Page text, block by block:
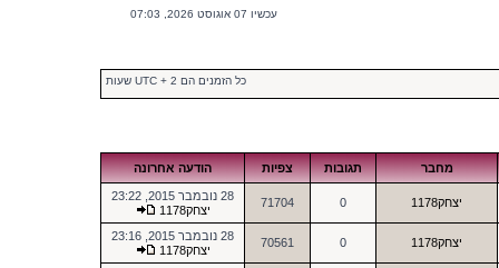
עכשיו 07 אוגוסט 2026, 07:03
כל הזמנים הם UTC + 2 שעות
מחבר תגובות צפיות הודעה אחרונה
יצחק1178 0
71704
28 נובמבר 2015, 23:22
יצחק1178
יצחק1178 0
70561
28 נובמבר 2015, 23:16
יצחק1178